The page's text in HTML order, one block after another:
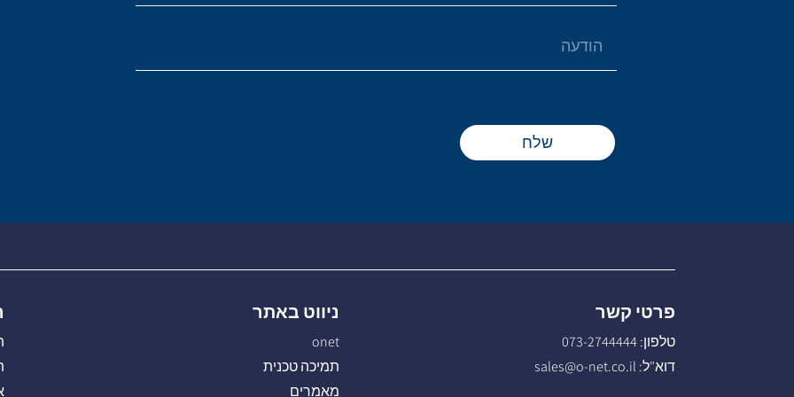
שלח
ניווט באתר
onet
תמיכה טכנית
מאמרים
פרטי קשר
טלפון:073-2744444
דוא"ל: sales@o-net.co.il